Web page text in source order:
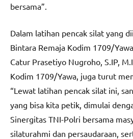
bersama”.
Dalam latihan pencak silat yang
Bintara Remaja Kodim 1709/
Catur Prasetiyo Nugroho, S.IP,
Kodim 1709/Yawa, juga turut
“Lewat latihan pencak silat ini,
yang bisa kita petik, dimulai
Sinergitas TNI-Polri bersama
silaturahmi dan persaudaraan,